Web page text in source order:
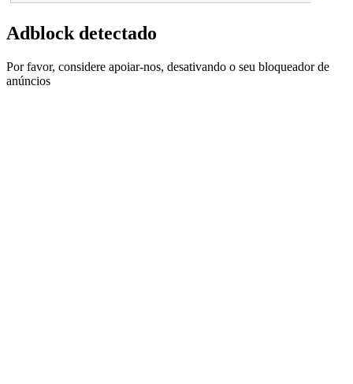
Adblock detectado
Por favor, considere apoiar-nos, desativando o seu bloqueador de
anúncios